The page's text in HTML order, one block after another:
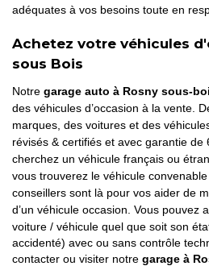
adéquates à vos besoins toute en
Achetez votre véhicules
sous Bois
Notre garage auto à Rosny sous-
des véhicules d’occasion à la vente.
marques, des voitures et des
révisés & certifiés et avec garantie
cherchez un véhicule français ou
vous trouverez le véhicule
conseillers sont là pour vos aider de
d’un véhicule occasion. Vous pouvez
voiture / véhicule quel que soit son
accidenté) avec ou sans contrôle
contacter ou visiter notre garage à